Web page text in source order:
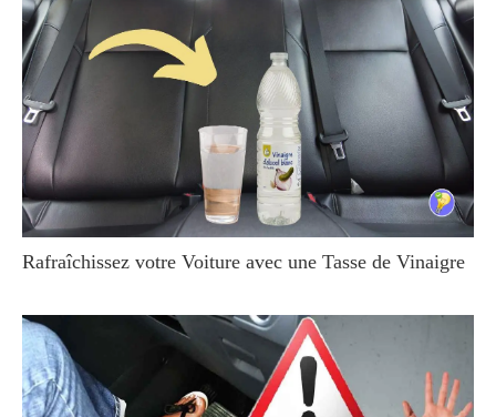
Rafraîchissez votre Voiture avec une Tasse de Vinaigre